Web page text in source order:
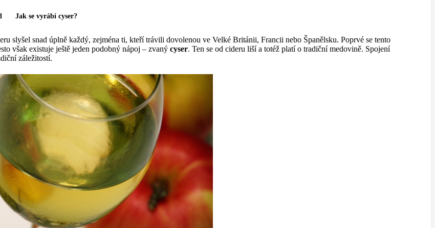
Jak se vyrábí cyser?
slyšel snad úplně každý, zejména ti, kteří trávili dovolenou ve Velké Británii, Francii nebo Španělsku. Poprvé se tento
však existuje ještě jeden podobný nápoj – zvaný cyser. Ten se od cideru liší a totéž platí o tradiční medovině. Spojení
záležitostí.